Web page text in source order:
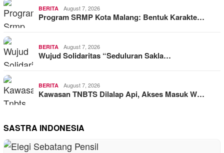
BERITA August 7, 2026
Program SRMP Kota Malang: Bentuk Karakte…
BERITA August 7, 2026
Wujud Solidaritas “Seduluran Sakla…
BERITA August 7, 2026
Kawasan TNBTS Dilalap Api, Akses Masuk W…
SASTRA INDONESIA